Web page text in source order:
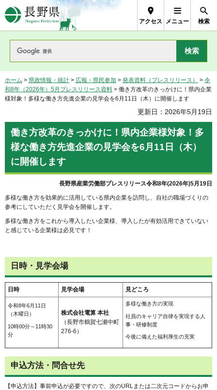
長野県Nagano Prefecture
アクセス メニュー 検索
ホーム > 県政情報・統計 > 広報・県民参加 > 発表資料（プレスリリース） > 令
和8年（2026年）5月プレスリリース資料 > 働き方改革のきっかけに！県内企業
様対象！多様な働き方先進企業の見学会を6月11日（木）に開催します
更新日：2026年5月19日
働き方改革のきっかけに！県内企業様対象！多
様な働き方先進企業の見学会を6月11日（木）
に開催します
長野県産業労働部プレスリリース令和8年(2026年)5月19日
多様な働き方を効果的に活用している県内企業を訪問し、自社の職場づくりの
参考にしていただく見学会を開催します。
多様な働き方をこれから導入したい企業様、導入したが有効活用できていない
と感じている企業様は必見です！
日時・見学会場
日時 見学会場 見どころ
令和8年6月11日
（木曜日）
10時00分～11時30
分
株式会社電算 本社
（長野市鶴賀七瀬中町
276-6）
多様な働き方の実現
社員のキャリア自律を実現する人
事・研修制度
今後に備えた福利厚生の充実
申込方法・問合せ先
【申込方法】事前申込が必要ですので、次のURLまたは二次元コードからお申